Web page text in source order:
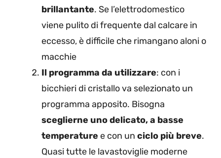
brillantante. Se l’elettrodomestico
viene pulito di frequente dal calcare in
eccesso, è difficile che rimangano aloni o
macchie
Il programma da utilizzare: con i
bicchieri di cristallo va selezionato un
programma apposito. Bisogna
sceglierne uno delicato, a basse
temperature e con un ciclo più breve.
Quasi tutte le lavastoviglie moderne